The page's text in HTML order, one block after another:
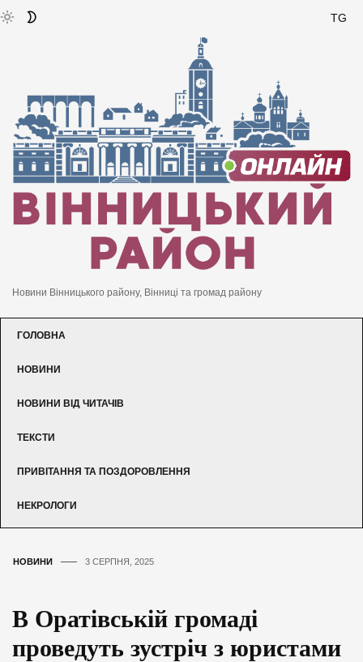
TG
Новини Вінницького району, Вінниці та громад району
ГОЛОВНА
НОВИНИ
НОВИНИ ВІД ЧИТАЧІВ
ТЕКСТИ
ПРИВІТАННЯ ТА ПОЗДОРОВЛЕННЯ
НЕКРОЛОГИ
НОВИНИ 3 СЕРПНЯ, 2025
В Оратівській громаді
проведуть зустріч з юристами